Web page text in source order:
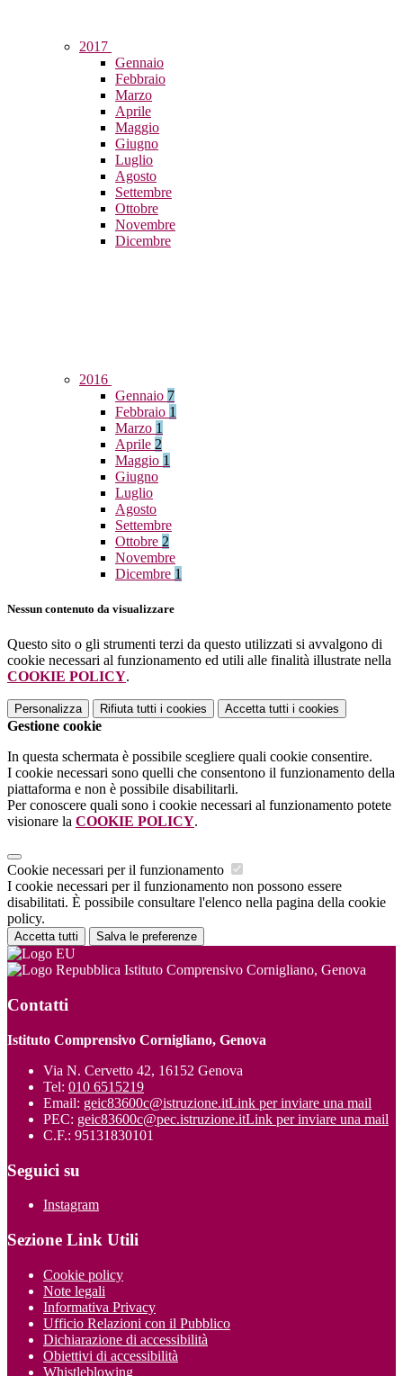
2017
Gennaio
Febbraio
Marzo
Aprile
Maggio
Giugno
Luglio
Agosto
Settembre
Ottobre
Novembre
Dicembre
2016
Gennaio 7
Febbraio 1
Marzo 1
Aprile 2
Maggio 1
Giugno
Luglio
Agosto
Settembre
Ottobre 2
Novembre
Dicembre 1
Nessun contenuto da visualizzare
Questo sito o gli strumenti terzi da questo utilizzati si avvalgono di
cookie necessari al funzionamento ed utili alle finalità illustrate nella
COOKIE POLICY.
Personalizza Rifiuta tutti i cookies Accetta tutti i cookies
Gestione cookie
In questa schermata è possibile scegliere quali cookie consentire.
I cookie necessari sono quelli che consentono il funzionamento della
piattaforma e non è possibile disabilitarli.
Per conoscere quali sono i cookie necessari al funzionamento potete
visionare la COOKIE POLICY.
Cookie necessari per il funzionamento
I cookie necessari per il funzionamento non possono essere
disabilitati. È possibile consultare l'elenco nella pagina della cookie
policy.
Accetta tutti Salva le preferenze
Istituto Comprensivo Cornigliano, Genova
Contatti
Istituto Comprensivo Cornigliano, Genova
Via N. Cervetto 42, 16152 Genova
Tel: 010 6515219
Email: geic83600c@istruzione.itLink per inviare una mail
PEC: geic83600c@pec.istruzione.itLink per inviare una mail
C.F.: 95131830101
Seguici su
Instagram
Sezione Link Utili
Cookie policy
Note legali
Informativa Privacy
Ufficio Relazioni con il Pubblico
Dichiarazione di accessibilità
Obiettivi di accessibilità
Whistleblowing